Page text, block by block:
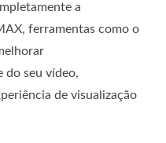
a
ferramentas como o
do seu vídeo,
de visualização